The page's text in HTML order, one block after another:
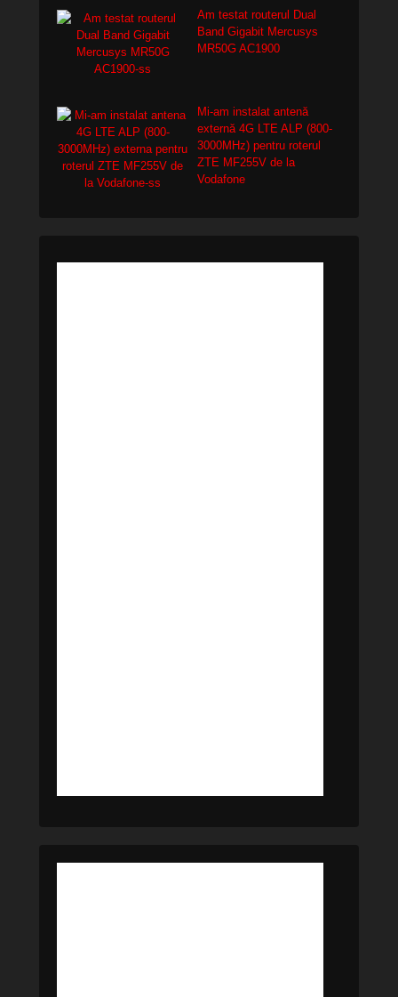
Am testat routerul Dual
Band Gigabit Mercusys
MR50G AC1900
Mi-am instalat antenă
externă 4G LTE ALP (800-
3000MHz) pentru roterul
ZTE MF255V de la
Vodafone